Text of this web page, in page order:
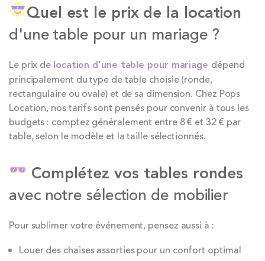
Quel est le prix de la location
d'une table pour un mariage ?
Le prix de location d’une table pour mariage dépend
principalement du type de table choisie (ronde,
rectangulaire ou ovale) et de sa dimension. Chez Pops
Location, nos tarifs sont pensés pour convenir à tous les
budgets : comptez généralement entre 8 € et 32 € par
table, selon le modèle et la taille sélectionnés.
Complétez vos tables rondes
avec notre sélection de mobilier
Pour sublimer votre événement, pensez aussi à :
Louer des chaises assorties pour un confort optimal